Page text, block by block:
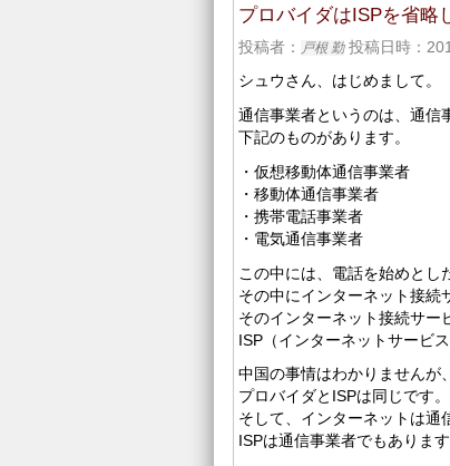
プロバイダはISPを省略
投稿者： 戸根 勤投稿日時：
シュウさん、はじめまして。
通信事業者というのは、通信
下記のものがあります。
・仮想移動体通信事業者
・移動体通信事業者
・携帯電話事業者
・電気通信事業者
この中には、電話を始めとし
その中にインターネット接続
そのインターネット接続サー
ISP（インターネットサービ
中国の事情はわかりませんが
プロバイダとISPは同じです。
そして、インターネットは通
ISPは通信事業者でもあります